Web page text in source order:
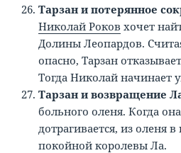
Тарзан и потерянное
Николай Роков хочет
Долины Леопардов.
опасно, Тарзан
Тогда Николай начинает
Тарзан и возвращение
больного оленя. Когда
дотрагивается, из оленя в
покойной королевы Ла.